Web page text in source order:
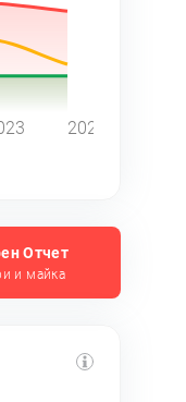
2024
Отчет
и майка